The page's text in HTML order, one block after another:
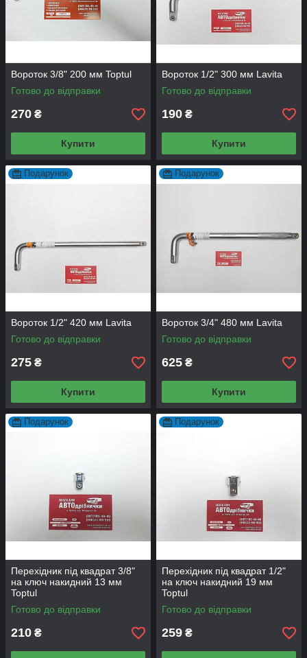
Вороток 3/8" 200 мм Toptul
Готово до відправки
270 ₴
Купити
Вороток 1/2" 300 мм Lavita
Готово до відправки
190 ₴
Купити
Подарунок
Вороток 1/2" 420 мм Lavita
Готово до відправки
275 ₴
Купити
Подарунок
Вороток 3/4" 480 мм Lavita
Готово до відправки
625 ₴
Купити
Подарунок
Перехідник під квадрат 3/8"
на ключ накидний 13 мм
Toptul
Готово до відправки
210 ₴
Подарунок
Перехідник під квадрат 1/2"
на ключ накидний 19 мм
Toptul
Готово до відправки
259 ₴